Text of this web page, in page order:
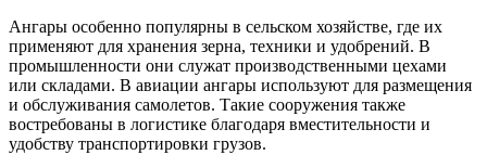
Ангары особенно популярны в сельском хозяйстве, где их
применяют для хранения зерна, техники и удобрений. В
промышленности они служат производственными цехами
или складами. В авиации ангары используют для размещения
и обслуживания самолетов. Такие сооружения также
востребованы в логистике благодаря вместительности и
удобству транспортировки грузов.